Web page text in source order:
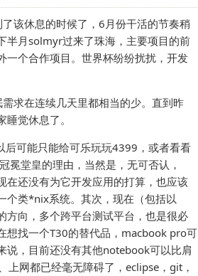
该休息的时候了，6月份干活的节奏稍
半月solmyr过来了珠海，主要项目的前
一个合作项目。世界杯纷纷扰扰，开发
求在连续几天里都相当的少。直到昨
觉休息了。
可能只能给可乐玩玩4399，或者看看
冕堂皇的理由，当然是，无可否认，
在还没有为它开发应用的打算，也应该
个类*nix系统。其次，现在（包括以
方向，多个跨平台测试平台，也是很必
想找一个T30的替代品，macbook pro可
说，目前还没有其他notebook可以比肩
网都已经毫无障碍了，eclipse，git，